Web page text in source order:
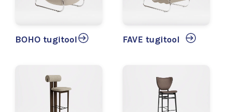
BOHO tugitool FAVE tugitool